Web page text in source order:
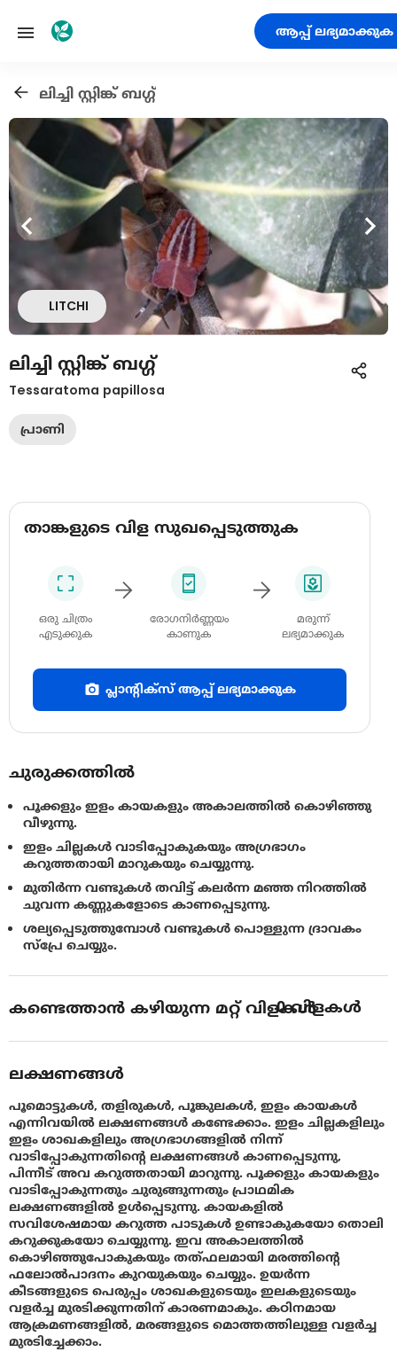
ആപ്പ് ലഭ്യമാക്കുക
ലിച്ചി സ്റ്റിങ്ക് ബഗ്ഗ്
LITCHI
ലിച്ചി സ്റ്റിങ്ക് ബഗ്ഗ്
Tessaratoma papillosa
പ്രാണി
താങ്കളുടെ വിള സുഖപ്പെടുത്തുക
ഒരു ചിത്രം
എടുക്കുക
രോഗനിർണ്ണയം
കാണുക
മരുന്ന്
ലഭ്യമാക്കുക
പ്ലാന്റിക്സ് ആപ്പ് ലഭ്യമാക്കുക
ചുരുക്കത്തിൽ
പൂക്കളും ഇളം കായകളും അകാലത്തിൽ കൊഴിഞ്ഞു
വീഴുന്നു.
ഇളം ചില്ലകൾ വാടിപ്പോകുകയും അഗ്രഭാഗം
കറുത്തതായി മാറുകയും ചെയ്യുന്നു.
മുതിർന്ന വണ്ടുകൾ തവിട്ട് കലർന്ന മഞ്ഞ നിറത്തിൽ
ചുവന്ന കണ്ണുകളോടെ കാണപ്പെടുന്നു.
ശല്യപ്പെടുത്തുമ്പോൾ വണ്ടുകൾ പൊള്ളുന്ന ദ്രാവകം
സ്പ്രേ ചെയ്യും.
കണ്ടെത്താൻ കഴിയുന്ന മറ്റ് വിളകൾ
0വിളകൾ
ലക്ഷണങ്ങൾ
പൂമൊട്ടുകൾ, തളിരുകൾ, പൂങ്കുലകൾ, ഇളം കായകൾ
എന്നിവയിൽ ലക്ഷണങ്ങൾ കണ്ടേക്കാം. ഇളം ചില്ലകളിലും
ഇളം ശാഖകളിലും അഗ്രഭാഗങ്ങളിൽ നിന്ന്
വാടിപ്പോകുന്നതിന്റെ ലക്ഷണങ്ങൾ കാണപ്പെടുന്നു,
പിന്നീട് അവ കറുത്തതായി മാറുന്നു. പൂക്കളും കായകളും
വാടിപ്പോകുന്നതും ചുരുങ്ങുന്നതും പ്രാഥമിക
ലക്ഷണങ്ങളിൽ ഉൾപ്പെടുന്നു. കായകളിൽ
സവിശേഷമായ കറുത്ത പാടുകൾ ഉണ്ടാകുകയോ തൊലി
കറുക്കുകയോ ചെയ്യുന്നു. ഇവ അകാലത്തിൽ
കൊഴിഞ്ഞുപോകുകയും തത്ഫലമായി മരത്തിന്റെ
ഫലോൽപാദനം കുറയുകയും ചെയ്യും. ഉയർന്ന
കീടങ്ങളുടെ പെരുപ്പം ശാഖകളുടെയും ഇലകളുടെയും
വളർച്ച മുരടിക്കുന്നതിന് കാരണമാകും. കഠിനമായ
ആക്രമണങ്ങളിൽ, മരങ്ങളുടെ മൊത്തത്തിലുള്ള വളർച്ച
മുരടിച്ചേക്കാം.